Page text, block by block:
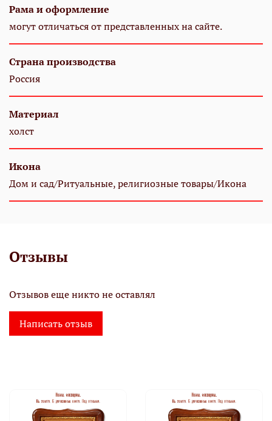
Рама и оформление
могут отличаться от представленных на сайте.
Страна производства
Россия
Материал
холст
Икона
Дом и сад/Ритуальные, религиозные товары/Икона
Отзывы
Отзывов еще никто не оставлял
Написать отзыв